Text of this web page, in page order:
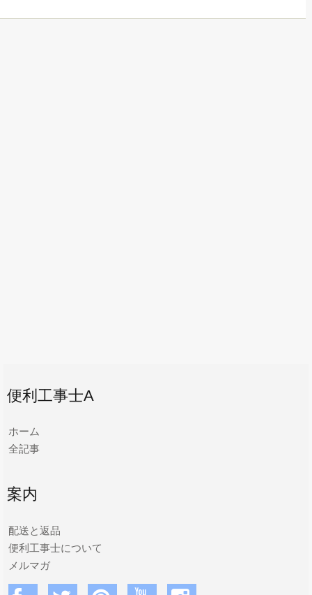
便利工事士A
ホーム
全記事
案内
配送と返品
便利工事士について
メルマガ